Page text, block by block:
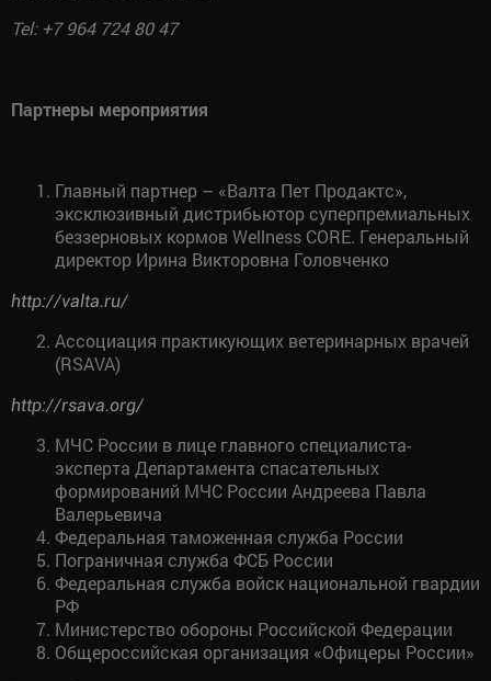
Tel: +7 964 724 80 47
Партнеры мероприятия
Главный партнер – «Валта Пет Продактс»,
эксклюзивный дистрибьютор суперпремиальных
беззерновых кормов Wellness CORE. Генеральный
директор Ирина Викторовна Головченко
http://valta.ru/
Ассоциация практикующих ветеринарных врачей
(RSAVA)
http://rsava.org/
МЧС России в лице главного специалиста-
эксперта Департамента спасательных
формирований МЧС России Андреева Павла
Валерьевича
Федеральная таможенная служба России
Пограничная служба ФСБ России
Федеральная служба войск национальной гвардии
РФ
Министерство обороны Российской Федерации
Общероссийская организация «Офицеры России»